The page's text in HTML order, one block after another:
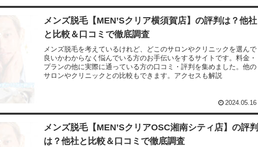
メンズ脱毛【MEN’Sクリア横須賀店】の評判は？他社
と比較＆口コミで徹底調査
メンズ脱毛を考えているけれど、どこのサロンやクリニックを選んで
良いかわからなく悩んでいる方のお手伝いをするサイトです。料金・
プランの他に実際に通っている方の口コミ・評判を集めました。他の
サロンやクリニックとの比較もできます。アクセスも解説
2024.05.16
メンズ脱毛【MEN’SクリアOSC湘南シティ店】の評判
は？他社と比較＆口コミで徹底調査